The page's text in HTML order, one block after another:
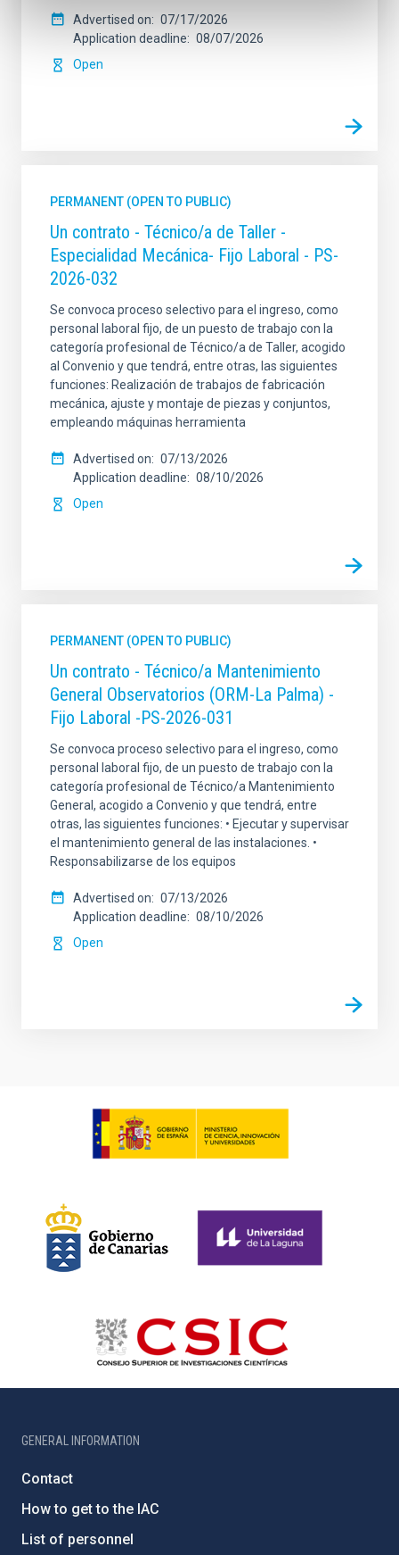
Advertised on
07/17/2026
Application deadline
08/07/2026
Open
PERMANENT (OPEN TO PUBLIC)
Un contrato - Técnico/a de Taller -
Especialidad Mecánica- Fijo Laboral - PS-
2026-032
Se convoca proceso selectivo para el ingreso, como
personal laboral fijo, de un puesto de trabajo con la
categoría profesional de Técnico/a de Taller, acogido
al Convenio y que tendrá, entre otras, las siguientes
funciones: Realización de trabajos de fabricación
mecánica, ajuste y montaje de piezas y conjuntos,
empleando máquinas herramienta
Advertised on
07/13/2026
Application deadline
08/10/2026
Open
PERMANENT (OPEN TO PUBLIC)
Un contrato - Técnico/a Mantenimiento
General Observatorios (ORM-La Palma) -
Fijo Laboral -PS-2026-031
Se convoca proceso selectivo para el ingreso, como
personal laboral fijo, de un puesto de trabajo con la
categoría profesional de Técnico/a Mantenimiento
General, acogido a Convenio y que tendrá, entre
otras, las siguientes funciones: • Ejecutar y supervisar
el mantenimiento general de las instalaciones. •
Responsabilizarse de los equipos
Advertised on
07/13/2026
Application deadline
08/10/2026
Open
GENERAL INFORMATION
Contact
How to get to the IAC
List of personnel